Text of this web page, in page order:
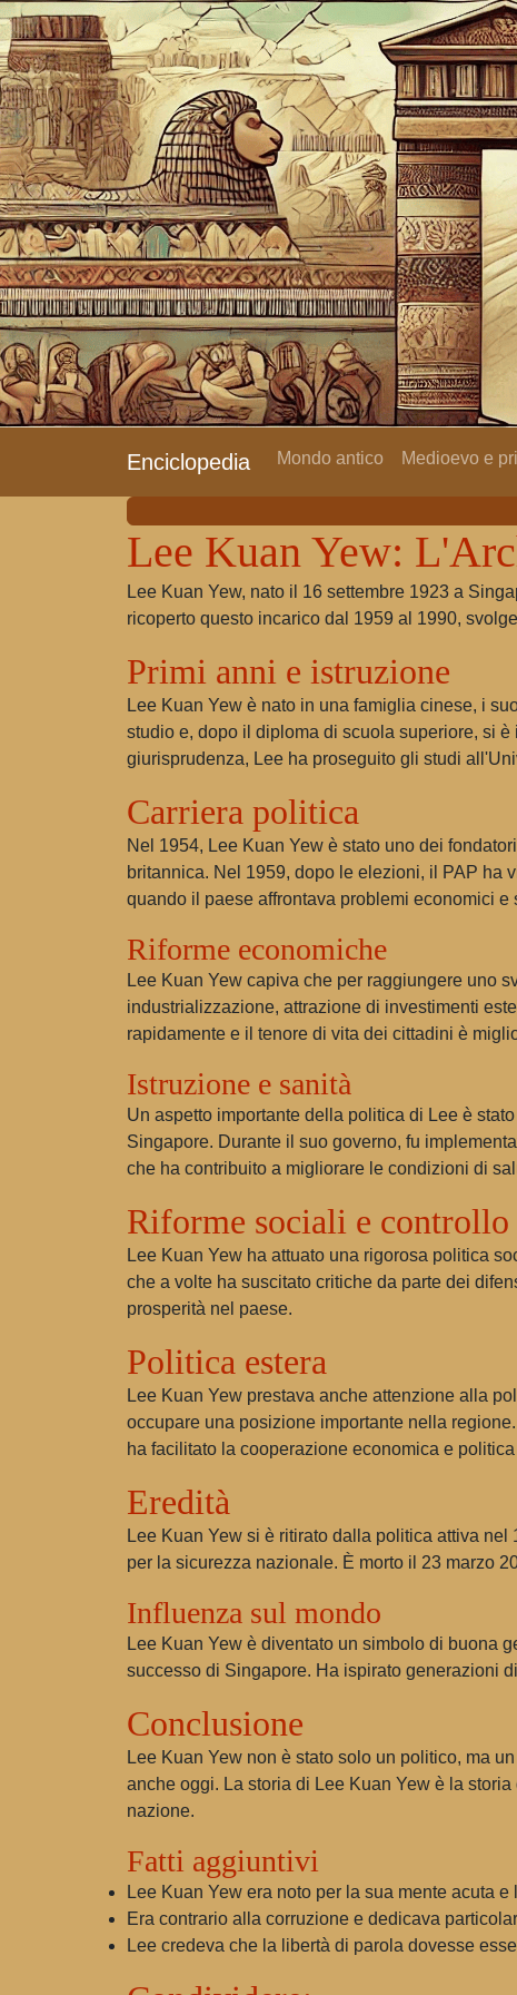
Enciclopedia Mondo antico Medioevo e
Lee Kuan Yew:
Lee Kuan Yew, nato il 16 settembre 1923 a
ricoperto questo incarico dal 1959 al 1990,
Primi anni e istruzione
Lee Kuan Yew è nato in una famiglia cinese, i
studio e, dopo il diploma di scuola superiore, si
giurisprudenza, Lee ha proseguito gli studi
Carriera politica
Nel 1954, Lee Kuan Yew è stato uno dei
britannica. Nel 1959, dopo le elezioni, il PAP ha
quando il paese affrontava problemi economici e
Riforme economiche
Lee Kuan Yew capiva che per raggiungere uno
industrializzazione, attrazione di investimenti
rapidamente e il tenore di vita dei cittadini è
Istruzione e sanità
Un aspetto importante della politica di Lee è
Singapore. Durante il suo governo, fu
che ha contribuito a migliorare le condizioni di
Riforme sociali e controllo
Lee Kuan Yew ha attuato una rigorosa politica
che a volte ha suscitato critiche da parte dei
prosperità nel paese.
Politica estera
Lee Kuan Yew prestava anche attenzione alla
occupare una posizione importante nella
ha facilitato la cooperazione economica e
Eredità
Lee Kuan Yew si è ritirato dalla politica attiva
per la sicurezza nazionale. È morto il 23 marzo
Influenza sul mondo
Lee Kuan Yew è diventato un simbolo di buona
successo di Singapore. Ha ispirato generazioni
Conclusione
Lee Kuan Yew non è stato solo un politico, ma
anche oggi. La storia di Lee Kuan Yew è la
nazione.
Fatti aggiuntivi
Lee Kuan Yew era noto per la sua mente acuta
Era contrario alla corruzione e dedicava
Lee credeva che la libertà di parola dovesse